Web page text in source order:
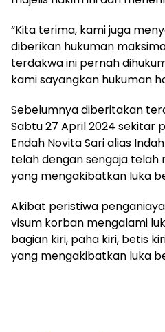
“Kita terima, kami juga
diberikan hukuman
terdakwa ini pernah
kami sayangkan hukuman
Sebelumnya diberitakan
Sabtu 27 April 2024 sekitar
Endah Novita Sari alias
telah dengan sengaja telah
yang mengakibatkan luka
Akibat peristiwa
visum korban mengalami
bagian kiri, paha kiri, betis
yang mengakibatkan luka